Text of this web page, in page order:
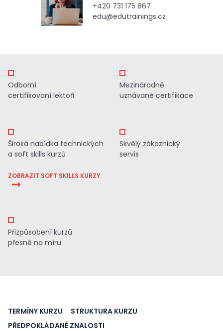
+420 731 175 867
edu@edutrainings.cz
Odborní
certifikovaní lektoři
Mezinárodně
uznávané certifikace
Široká nabídka technických
a soft skills kurzů
ZOBRAZIT SOFT SKILLS KURZY
Skvělý zákaznický
servis
Přizpůsobení kurzů
přesně na míru
TERMÍNY KURZU
STRUKTURA KURZU
PŘEDPOKLÁDANÉ ZNALOSTI